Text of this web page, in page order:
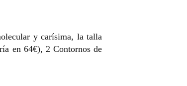
y carísima, la talla
en 64€), 2 Contornos de